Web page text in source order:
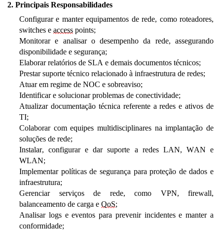
2. Principais Responsabilidades
Configurar e manter equipamentos de rede, como roteadores,
switches e access points;
Monitorar e analisar o desempenho da rede, assegurando
disponibilidade e segurança;
Elaborar relatórios de SLA e demais documentos técnicos;
Prestar suporte técnico relacionado à infraestrutura de redes;
Atuar em regime de NOC e sobreaviso;
Identificar e solucionar problemas de conectividade;
Atualizar documentação técnica referente a redes e ativos de
TI;
Colaborar com equipes multidisciplinares na implantação de
soluções de rede;
Instalar, configurar e dar suporte a redes LAN, WAN e
WLAN;
Implementar políticas de segurança para proteção de dados e
infraestrutura;
Gerenciar serviços de rede, como VPN, firewall,
balanceamento de carga e QoS;
Analisar logs e eventos para prevenir incidentes e manter a
conformidade;